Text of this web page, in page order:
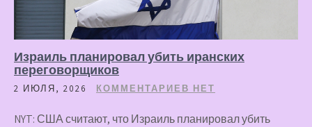
Израиль планировал убить иранских
переговорщиков
2 ИЮЛЯ, 2026 КОММЕНТАРИЕВ НЕТ
NYT: США считают, что Израиль планировал убить